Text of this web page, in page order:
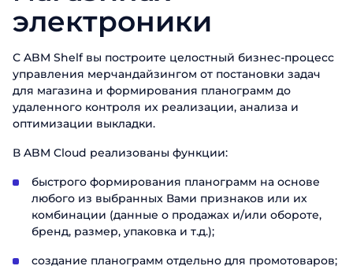
электроники
С ABM Shelf вы построите целостный бизнес-процесс
управления мерчандайзингом от постановки задач
для магазина и формирования планограмм до
удаленного контроля их реализации, анализа и
оптимизации выкладки.
В ABM Cloud реализованы функции:
быстрого формирования планограмм на основе
любого из выбранных Вами признаков или их
комбинации (данные о продажах и/или обороте,
бренд, размер, упаковка и т.д.);
создание планограмм отдельно для промотоваров;